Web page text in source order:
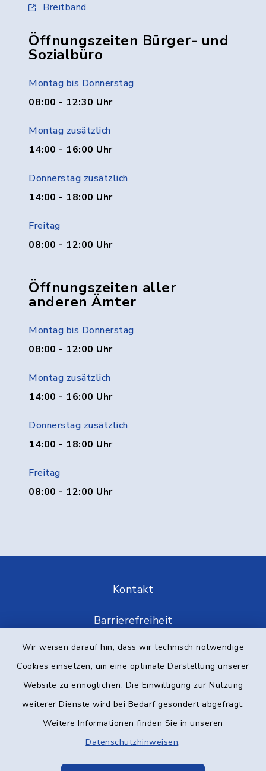
Wir weisen darauf hin, dass wir technisch notwendige
Cookies einsetzen, um eine optimale Darstellung unserer
Website zu ermöglichen. Die Einwilligung zur Nutzung
weiterer Dienste wird bei Bedarf gesondert abgefragt.
Weitere Informationen finden Sie in unseren
Datenschutzhinweisen.
Breitband
Öffnungszeiten Bürger- und
Sozialbüro
Montag bis Donnerstag
08:00 - 12:30 Uhr
Montag zusätzlich
14:00 - 16:00 Uhr
Donnerstag zusätzlich
14:00 - 18:00 Uhr
Freitag
08:00 - 12:00 Uhr
Öffnungszeiten aller
anderen Ämter
Montag bis Donnerstag
08:00 - 12:00 Uhr
Montag zusätzlich
14:00 - 16:00 Uhr
Donnerstag zusätzlich
14:00 - 18:00 Uhr
Freitag
08:00 - 12:00 Uhr
Kontakt
Barrierefreiheit
Datenschutz
Impressum
Elektronische Kommunikation
Sitemap